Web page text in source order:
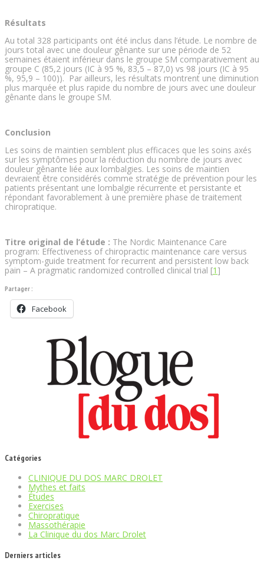
Résultats
Au total 328 participants ont été inclus dans l’étude. Le nombre de
jours total avec une douleur gênante sur une période de 52
semaines étaient inférieur dans le groupe SM comparativement au
groupe C (85,2 jours (IC à 95 %, 83,5 – 87,0) vs 98 jours (IC à 95
%, 95,9 – 100)). Par ailleurs, les résultats montrent une diminution
plus marquée et plus rapide du nombre de jours avec une douleur
gênante dans le groupe SM.
Conclusion
Les soins de maintien semblent plus efficaces que les soins axés
sur les symptômes pour la réduction du nombre de jours avec
douleur gênante liée aux lombalgies. Les soins de maintien
devraient être considérés comme stratégie de prévention pour les
patients présentant une lombalgie récurrente et persistante et
répondant favorablement à une première phase de traitement
chiropratique.
Titre original de l’étude : The Nordic Maintenance Care
program: Effectiveness of chiropractic maintenance care versus
symptom-guide treatment for recurrent and persistent low back
pain – A pragmatic randomized controlled clinical trial [1 ]
Partager :
Facebook
Catégories
CLINIQUE DU DOS MARC DROLET
Mythes et faits
Études
Exercises
Chiropratique
Massothérapie
La Clinique du dos Marc Drolet
Derniers articles